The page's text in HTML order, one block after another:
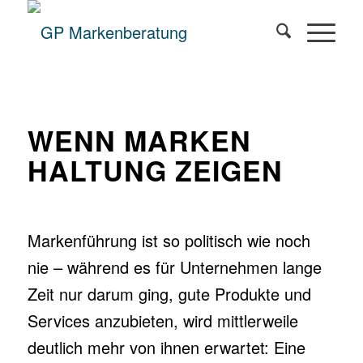
WENN MARKEN
HALTUNG ZEIGEN
Markenführung ist so politisch wie noch
nie – während es für Unternehmen lange
Zeit nur darum ging, gute Produkte und
Services anzubieten, wird mittlerweile
deutlich mehr von ihnen erwartet: Eine